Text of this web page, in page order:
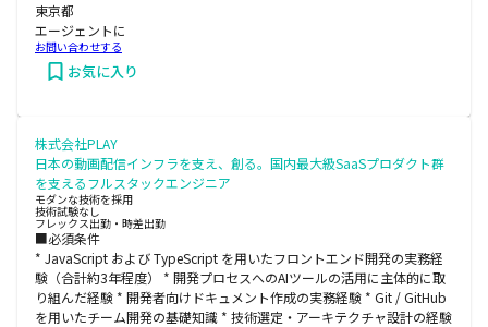
東京都
エージェントに
お問い合わせする
お気に入り
株式会社PLAY
日本の動画配信インフラを支え、創る。国内最大級SaaSプロダクト群
を支えるフルスタックエンジニア
モダンな技術を採用
技術試験なし
フレックス出勤・時差出勤
■必須条件
* JavaScript および TypeScript を用いたフロントエンド開発の実務経
験（合計約3年程度） * 開発プロセスへのAIツールの活用に主体的に取
り組んだ経験 * 開発者向けドキュメント作成の実務経験 * Git / GitHub
を用いたチーム開発の基礎知識 * 技術選定・アーキテクチャ設計の経験